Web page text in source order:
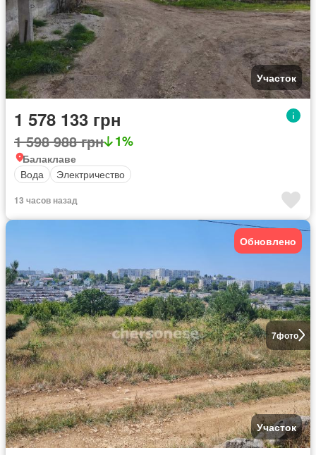
Участок
1 578 133 грн
1 598 988 грн 1%
Балаклаве
Вода
Электричество
13 часов назад
7фото
Обновлено
Участок